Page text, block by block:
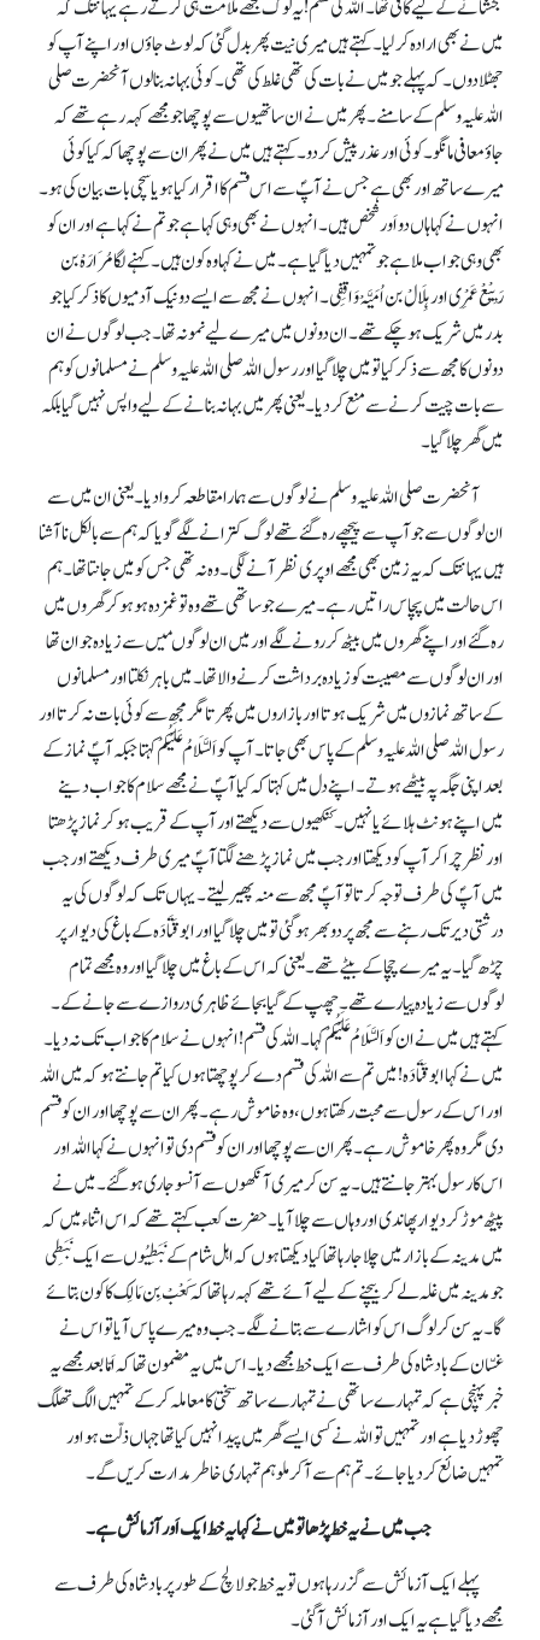
بخشانے کے لیے کافی تھا۔ اللہ کی قسم !یہ لوگ مجھے ملامت ہی کرتے رہے یہانتک کہ
میں نے بھی ارادہ کرلیا۔ کہتے ہیں میری نیت پھر بدل گئی کہ لوٹ جاؤں اور اپنے آپ کو
جھٹلا دوں۔ کہ پہلے جو میں نے بات کی تھی غلط کی تھی۔ کوئی بہانہ بنا لوں آنحضرت صلی
اللہ علیہ وسلم کے سامنے۔ پھر میں نے ان ساتھیوں سے پوچھا جو مجھے کہہ رہے تھے کہ
جاؤ معافی مانگو۔ کوئی اور عذر پیش کردو۔ کہتے ہیں میں نے پھر ان سے پوچھا کہ کیا کوئی
میرے ساتھ اور بھی ہے جس نے آپؐ سے اس قسم کا اقرار کیا ہو یا سچی بات بیان کی ہو۔
انہوں نے کہا ہاں دو اَور شخص ہیں۔ انہوں نے بھی وہی کہا ہے جو تم نے کہا ہے اور ان کو
بھی وہی جواب ملا ہے جو تمہیں دیا گیا ہے۔ میں نے کہا وہ کون ہیں۔ کہنے لگامُرَارَہْ بن
رَبِیْعْ عَمْرِی اور ہِلَالْ بن اُمَیَّہْ وَاقِفِی۔ انہوں نے مجھ سے ایسے دو نیک آدمیوں کا ذکر کیا جو
بدر میں شریک ہوچکے تھے۔ ان دونوں میں میرے لیے نمونہ تھا۔ جب لوگوں نے ان
دونوں کا مجھ سے ذکر کیا تو میں چلا گیا اور رسول اللہ صلی اللہ علیہ وسلم نے مسلمانوں کو ہم
سے بات چیت کرنے سے منع کردیا۔یعنی پھر میں بہانہ بنانے کے لیے واپس نہیں گیا بلکہ
میں گھر چلا گیا۔
آنحضرت صلی اللہ علیہ وسلم نے لوگوں سے ہمارا مقاطعہ کروا دیا۔ یعنی ان میں سے
ان لوگوں سے جو آپ سے پیچھے رہ گئے تھے لوگ کترانے لگے گویا کہ ہم سے بالکل ناآشنا
ہیں یہانتک کہ یہ زمین بھی مجھے اوپری نظر آنے لگی۔ وہ نہ تھی جس کو میں جانتا تھا۔ ہم
اس حالت میں پچاس راتیں رہے۔ میرے جو ساتھی تھے وہ تو غمزدہ ہوہوکر گھروں میں
رہ گئے اور اپنے گھروں میں بیٹھ کر رونے لگے اور میں ان لوگوںمیں سے زیادہ جوان تھا
اور ان لوگوں سے مصیبت کو زیادہ برداشت کرنے والا تھا۔ میں باہر نکلتا اور مسلمانوں
کے ساتھ نمازوں میں شریک ہوتا اور بازاروں میں پھرتا مگر مجھ سے کوئی بات نہ کرتا اور
رسول اللہ صلی اللہ علیہ وسلم کے پاس بھی جاتا۔ آپ کو اَلسَّلَامُ عَلَیْکُمْ کہتا جبکہ آپؐ نماز کے
بعد اپنی جگہ پہ بیٹھے ہوتے۔ اپنے دل میں کہتا کہ کیا آپؐ نے مجھے سلام کا جواب دینے
میں اپنے ہونٹ ہلائے یا نہیں۔ کنکھیوں سے دیکھتے اور آپ کے قریب ہوکر نماز پڑھتا
اور نظر چرا کر آپ کو دیکھتا اور جب میں نماز پڑھنے لگتا آپؐ میری طرف دیکھتے اور جب
میں آپؐ کی طرف توجہ کرتا تو آپؐ مجھ سے منہ پھیر لیتے۔ یہاں تک کہ لوگوں کی یہ
درشتی دیر تک رہنے سے مجھ پر دوبھر ہوگئی تو میں چلا گیا اور ابوقَتَادَہ کے باغ کی دیوار پر
چڑھ گیا۔ یہ میرے چچا کے بیٹے تھے۔ یعنی کہ اس کے باغ میں چلا گیا اور وہ مجھے تمام
لوگوں سے زیادہ پیارے تھے۔ چھپ کے گیا بجائے ظاہری دروازے سے جانے کے۔
کہتے ہیں میں نے ان کو اَلسَّلَامُ عَلَیْکُمْ کہا۔ اللہ کی قسم !انہوں نے سلام کا جواب تک نہ دیا۔
میں نے کہا ابو قَتَادَہ! میں تم سے اللہ کی قسم دے کر پوچھتا ہوں کیا تم جانتے ہو کہ میں اللہ
اور اس کے رسول سے محبت رکھتا ہوں، وہ خاموش رہے۔ پھر ان سے پوچھا اور ان کو قسم
دی مگر وہ پھر خاموش رہے۔ پھر ان سے پوچھا اور ان کو قسم دی تو انہوں نے کہا اللہ اور
اس کا رسول بہتر جانتے ہیں۔ یہ سن کر میری آنکھوں سے آنسو جاری ہوگئے۔ میں نے
پیٹھ موڑ کر دیوار پھاندی اور وہاں سے چلا آیا۔ حضرت کعب کہتے تھے کہ اس اثناء میں کہ
میں مدینہ کے بازار میں چلا جا رہا تھا کیا دیکھتا ہوں کہ اہل شام کےنَبَطِیُوں سے ایک نَبَطِی
جو مدینہ میں غلہ لے کر بیچنے کے لیے آئے تھے کہہ رہا تھا کہ کَعْبْ بِن مَالِک کا کون بتائے
گا۔ یہ سن کر لوگ اس کو اشارے سے بتانے لگے۔ جب وہ میرے پاس آیا تو اس نے
غسّان کے بادشاہ کی طرف سے ایک خط مجھے دیا۔ اس میں یہ مضمون تھا کہ اَمّا بعد مجھے یہ
خبر پہنچی ہے کہ تمہارے ساتھی نے تمہارے ساتھ سختی کا معاملہ کرکے تمہیں الگ تھلگ
چھوڑ دیا ہے اور تمہیں تو اللہ نے کسی ایسے گھر میں پیدا نہیں کیا تھا جہاں ذلّت ہو اور
تمہیں ضائع کردیا جائے۔ تم ہم سے آ کر ملو ہم تمہاری خاطر مدارت کریں گے۔
جب میں نے یہ خط پڑھا تو میں نے کہا یہ خط ایک اَور آزمائش ہے۔
پہلے ایک آزمائش سے گزر رہا ہوں تو یہ خط جو لالچ کے طور پر بادشاہ کی طرف سے
مجھے دیا گیا ہے یہ ایک اور آزمائش آ گئی۔